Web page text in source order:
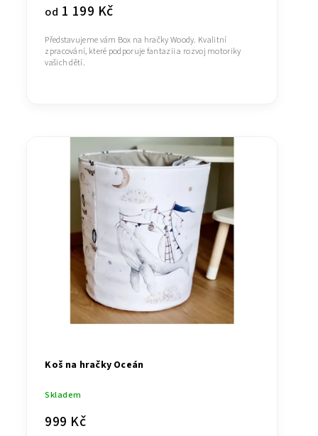
od 1 199 Kč
Představujeme vám Box na hračky Woody. Kvalitní
zpracování, které podporuje fantazii a rozvoj motoriky
vašich dětí.
Koš na hračky Oceán
Skladem
999 Kč